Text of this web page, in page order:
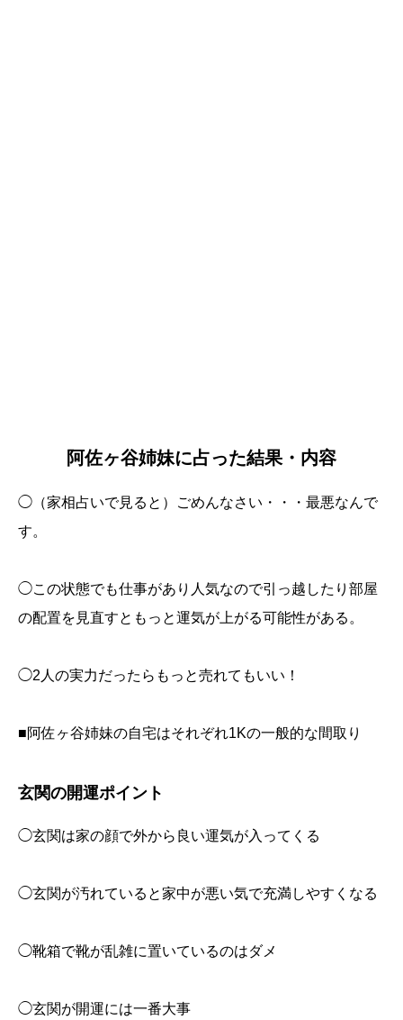
阿佐ヶ谷姉妹に占った結果・内容
◯（家相占いで見ると）ごめんなさい・・・最悪なんで
す。
◯この状態でも仕事があり人気なので引っ越したり部屋
の配置を見直すともっと運気が上がる可能性がある。
◯2人の実力だったらもっと売れてもいい！
■阿佐ヶ谷姉妹の自宅はそれぞれ1Kの一般的な間取り
玄関の開運ポイント
◯玄関は家の顔で外から良い運気が入ってくる
◯玄関が汚れていると家中が悪い気で充満しやすくなる
◯靴箱で靴が乱雑に置いているのはダメ
◯玄関が開運には一番大事